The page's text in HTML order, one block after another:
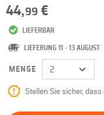
44,99 €
LIEFERBAR
LIEFERUNG 11 - 13 AUGUST
MENGE
Stellen Sie sicher,